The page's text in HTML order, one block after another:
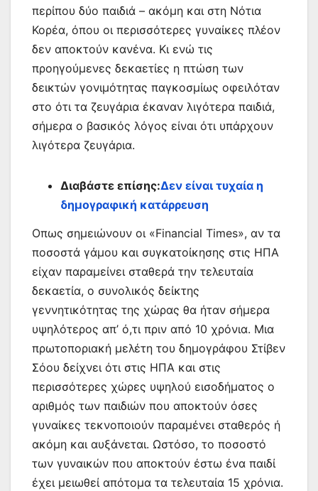
περίπου δύο παιδιά – ακόμη και στη Νότια
Κορέα, όπου οι περισσότερες γυναίκες πλέον
δεν αποκτούν κανένα. Κι ενώ τις
προηγούμενες δεκαετίες η πτώση των
δεικτών γονιμότητας παγκοσμίως οφειλόταν
στο ότι τα ζευγάρια έκαναν λιγότερα παιδιά,
σήμερα ο βασικός λόγος είναι ότι υπάρχουν
λιγότερα ζευγάρια.
Διαβάστε επίσης:Δεν είναι τυχαία η
δημογραφική κατάρρευση
Οπως σημειώνουν οι «Financial Times», αν τα
ποσοστά γάμου και συγκατοίκησης στις ΗΠΑ
είχαν παραμείνει σταθερά την τελευταία
δεκαετία, ο συνολικός δείκτης
γεννητικότητας της χώρας θα ήταν σήμερα
υψηλότερος απ’ ό,τι πριν από 10 χρόνια. Μια
πρωτοποριακή μελέτη του δημογράφου Στίβεν
Σόου δείχνει ότι στις ΗΠΑ και στις
περισσότερες χώρες υψηλού εισοδήματος ο
αριθμός των παιδιών που αποκτούν όσες
γυναίκες τεκνοποιούν παραμένει σταθερός ή
ακόμη και αυξάνεται. Ωστόσο, το ποσοστό
των γυναικών που αποκτούν έστω ένα παιδί
έχει μειωθεί απότομα τα τελευταία 15 χρόνια.